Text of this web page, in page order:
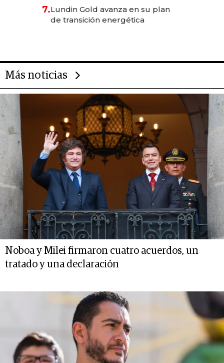
7.Lundin Gold avanza en su plan
de transición energética
Más noticias
Noboa y Milei firmaron cuatro acuerdos, un
tratado y una declaración